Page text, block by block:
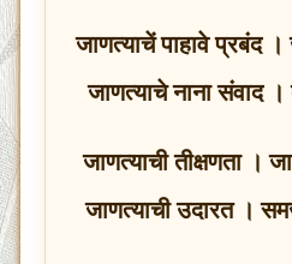
जाणत्याचें पाहावे प्रबंद
जाणत्याचे नाना संवाद
जाणत्याची तीक्षणता ।
जाणत्याची उदारत ।